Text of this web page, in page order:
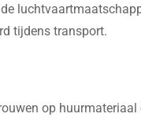
tijdens transport.
op